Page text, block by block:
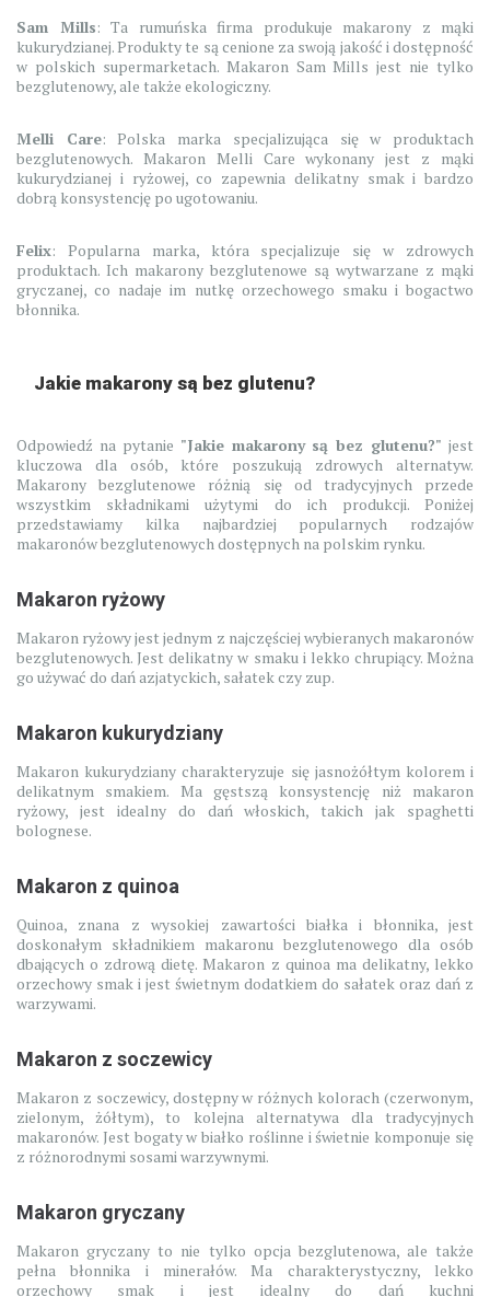
Sam Mills: Ta rumuńska firma produkuje makarony z mąki
kukurydzianej. Produkty te są cenione za swoją jakość i dostępność
w polskich supermarketach. Makaron Sam Mills jest nie tylko
bezglutenowy, ale także ekologiczny.
Melli Care: Polska marka specjalizująca się w produktach
bezglutenowych. Makaron Melli Care wykonany jest z mąki
kukurydzianej i ryżowej, co zapewnia delikatny smak i bardzo
dobrą konsystencję po ugotowaniu.
Felix: Popularna marka, która specjalizuje się w zdrowych
produktach. Ich makarony bezglutenowe są wytwarzane z mąki
gryczanej, co nadaje im nutkę orzechowego smaku i bogactwo
błonnika.
Jakie makarony są bez glutenu?
Odpowiedź na pytanie "Jakie makarony są bez glutenu?" jest
kluczowa dla osób, które poszukują zdrowych alternatyw.
Makarony bezglutenowe różnią się od tradycyjnych przede
wszystkim składnikami użytymi do ich produkcji. Poniżej
przedstawiamy kilka najbardziej popularnych rodzajów
makaronów bezglutenowych dostępnych na polskim rynku.
Makaron ryżowy
Makaron ryżowy jest jednym z najczęściej wybieranych makaronów
bezglutenowych. Jest delikatny w smaku i lekko chrupiący. Można
go używać do dań azjatyckich, sałatek czy zup.
Makaron kukurydziany
Makaron kukurydziany charakteryzuje się jasnożółtym kolorem i
delikatnym smakiem. Ma gęstszą konsystencję niż makaron
ryżowy, jest idealny do dań włoskich, takich jak spaghetti
bolognese.
Makaron z quinoa
Quinoa, znana z wysokiej zawartości białka i błonnika, jest
doskonałym składnikiem makaronu bezglutenowego dla osób
dbających o zdrową dietę. Makaron z quinoa ma delikatny, lekko
orzechowy smak i jest świetnym dodatkiem do sałatek oraz dań z
warzywami.
Makaron z soczewicy
Makaron z soczewicy, dostępny w różnych kolorach (czerwonym,
zielonym, żółtym), to kolejna alternatywa dla tradycyjnych
makaronów. Jest bogaty w białko roślinne i świetnie komponuje się
z różnorodnymi sosami warzywnymi.
Makaron gryczany
Makaron gryczany to nie tylko opcja bezglutenowa, ale także
pełna błonnika i minerałów. Ma charakterystyczny, lekko
orzechowy smak i jest idealny do dań kuchni